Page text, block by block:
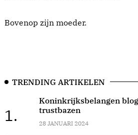
Bovenop zijn moeder.
TRENDING ARTIKELEN
1.
Koninkrijksbelangen
trustbazen
28 JANUARI 2024